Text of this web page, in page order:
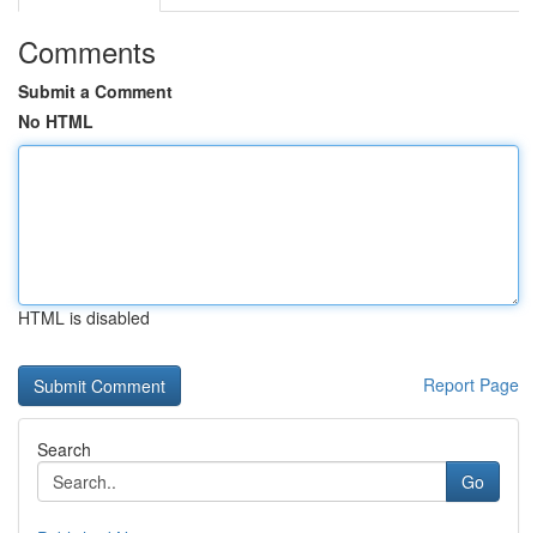
Comments
Submit a Comment
No HTML
HTML is disabled
Report Page
Search
Go